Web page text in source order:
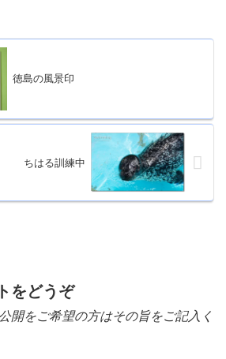
徳島の風景印
ちはる訓練中
をどうぞ
をご希望の方はその旨をご記入く